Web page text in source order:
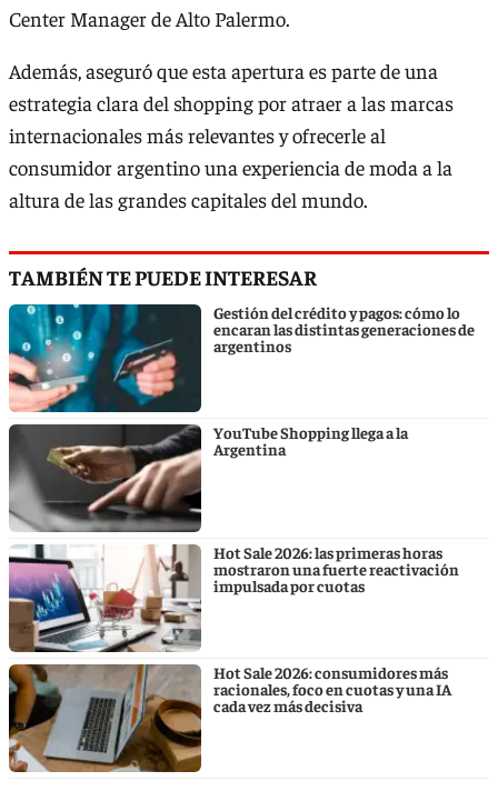
Center Manager de Alto Palermo.
Además, aseguró que esta apertura es parte de una
estrategia clara del shopping por atraer a las marcas
internacionales más relevantes y ofrecerle al
consumidor argentino una experiencia de moda a la
altura de las grandes capitales del mundo.
TAMBIÉN TE PUEDE INTERESAR
Gestión del crédito y pagos: cómo lo
encaran las distintas generaciones de
argentinos
YouTube Shopping llega a la
Argentina
Hot Sale 2026: las primeras horas
mostraron una fuerte reactivación
impulsada por cuotas
Hot Sale 2026: consumidores más
racionales, foco en cuotas y una IA
cada vez más decisiva